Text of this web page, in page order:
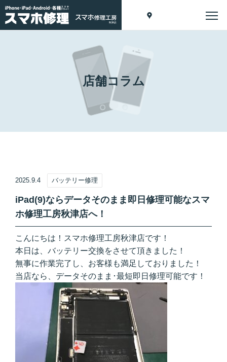
店舗コラム
2025.9.4 バッテリー修理
iPad(9)ならデータそのまま即日修理可能なスマ
ホ修理工房秋津店へ！
こんにちは！スマホ修理工房秋津店です！
本日は、バッテリー交換をさせて頂きました！
無事に作業完了し、お客様も満足しておりました！
当店なら、データそのまま･最短即日修理可能です！